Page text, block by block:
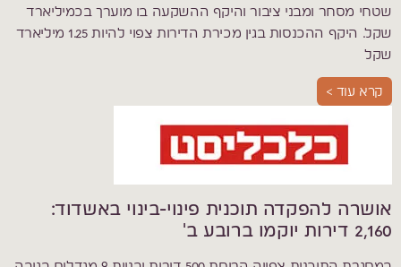
שטחי מסחר ומבני ציבור והיקף ההשקעה בו מוערך בכמיליארד
שקל. היקף ההכנסות בגין מכירת הדירות צפוי להיות 1.25 מיליארד
שקל
קרא עוד >
אושרה להפקדה תוכנית פינוי-בינוי באשדוד:
2,160 דירות יוקמו ברובע ב'